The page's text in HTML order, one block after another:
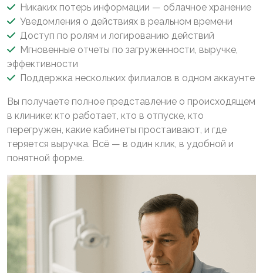
Никаких потерь информации — облачное хранение
Уведомления о действиях в реальном времени
Доступ по ролям и логированию действий
Мгновенные отчеты по загруженности, выручке,
эффективности
Поддержка нескольких филиалов в одном аккаунте
Вы получаете полное представление о происходящем
в клинике: кто работает, кто в отпуске, кто
перегружен, какие кабинеты простаивают, и где
теряется выручка. Всё — в один клик, в удобной и
понятной форме.